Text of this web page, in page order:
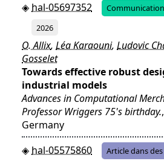
hal-05697352
2026
O. Allix, Léa Karaouni, Ludovic
Gosselet
Towards effective robust
industrial models
Advances in Computational
Professor Wriggers 75's birthday.
Germany
hal-05575860
Article dans